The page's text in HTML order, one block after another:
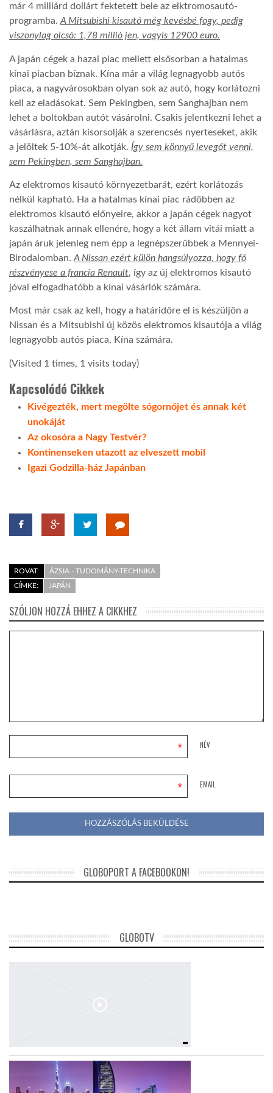
már 4 milliárd dollárt fektetett bele az elktromosautó-
programba. A Mitsubishi kisautó még kevésbé fogy, pedig
viszonylag olcsó: 1,78 millió jen, vagyis 12900 euro.
A japán cégek a hazai piac mellett elsősorban a hatalmas
kínai piacban bíznak. Kína már a világ legnagyobb autós
piaca, a nagyvárosokban olyan sok az autó, hogy korlátozni
kell az eladásokat. Sem Pekingben, sem Sanghajban nem
lehet a boltokban autót vásárolni. Csakis jelentkezni lehet a
vásárlásra, aztán kisorsolják a szerencsés nyerteseket, akik
a jelöltek 5-10%-át alkotják. Így sem könnyű levegőt venni,
sem Pekingben, sem Sanghajban.
Az elektromos kisautó környezetbarát, ezért korlátozás
nélkül kapható. Ha a hatalmas kínai piac rádöbben az
elektromos kisautó előnyeire, akkor a japán cégek nagyot
kaszálhatnak annak ellenére, hogy a két állam vitái miatt a
japán áruk jelenleg nem épp a legnépszerűbbek a Mennyei-
Birodalomban. A Nissan ezért külön hangsúlyozza, hogy fő
részvényese a francia Renault, így az új elektromos kisautó
jóval elfogadhatóbb a kínai vásárlók számára.
Most már csak az kell, hogy a határidőre el is készüljön a
Nissan és a Mitsubishi új közös elektromos kisautója a világ
legnagyobb autós piaca, Kína számára.
(Visited 1 times, 1 visits today)
Kapcsolódó Cikkek
Kivégezték, mert megölte sógornőjet és annak két
unokáját
Az okosóra a Nagy Testvér?
Kontinenseken utazott az elveszett mobil
Igazi Godzilla-ház Japánban
ROVAT:
ÁZSIA - TUDOMÁNY-TECHNIKA
CÍMKE:
JAPÁN
SZÓLJON HOZZÁ EHHEZ A CIKKHEZ
NÉV
*
EMAIL
*
GLOBOPORT A FACEBOOKON!
GLOBOTV